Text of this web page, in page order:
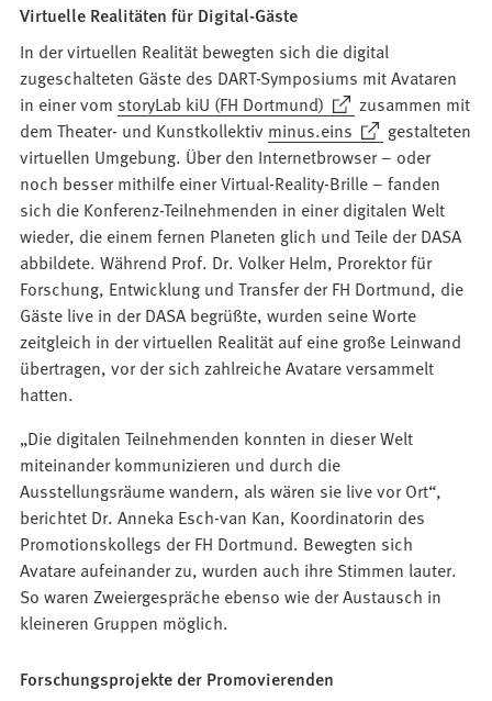
Virtuelle Realitäten für Digital-Gäste
In der virtuellen Realität bewegten sich die digital
zugeschalteten Gäste des DART-Symposiums mit Avataren
in einer vom storyLab kiU (FH Dortmund)
(Öffnet
in
einem
neuen
Tab)
zusammen mit
dem Theater- und Kunstkollektiv minus.eins
(Öffnet
in
einem
neuen
Tab)
gestalteten
virtuellen Umgebung. Über den Internetbrowser – oder
noch besser mithilfe einer Virtual-Reality-Brille – fanden
sich die Konferenz-Teilnehmenden in einer digitalen Welt
wieder, die einem fernen Planeten glich und Teile der DASA
abbildete. Während Prof. Dr. Volker Helm, Prorektor für
Forschung, Entwicklung und Transfer der FH Dortmund, die
Gäste live in der DASA begrüßte, wurden seine Worte
zeitgleich in der virtuellen Realität auf eine große Leinwand
übertragen, vor der sich zahlreiche Avatare versammelt
hatten.
„Die digitalen Teilnehmenden konnten in dieser Welt
miteinander kommunizieren und durch die
Ausstellungsräume wandern, als wären sie live vor Ort“,
berichtet Dr. Anneka Esch-van Kan, Koordinatorin des
Promotionskollegs der FH Dortmund. Bewegten sich
Avatare aufeinander zu, wurden auch ihre Stimmen lauter.
So waren Zweiergespräche ebenso wie der Austausch in
kleineren Gruppen möglich.
Forschungsprojekte der Promovierenden